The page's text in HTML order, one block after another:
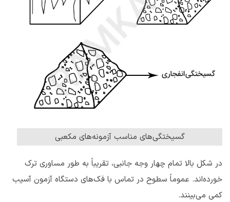
گسیختگی‌های مناسب آزمونه‌های مکعبی
در شکل بالا تمام چهار وجه جانبی، تقریباً به طور مساوری ترک
خورده‌اند. عموماً سطوح در تماس با فک‌های دستگاه آزمون آسیب
کمی می‌بینند.